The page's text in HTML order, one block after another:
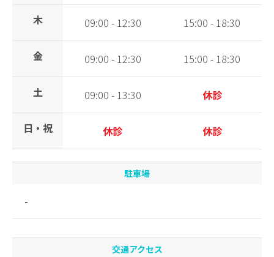
木 09:00 - 12:30 15:00 - 18:30
金 09:00 - 12:30 15:00 - 18:30
土 09:00 - 13:30 休診
日・祝 休診 休診
駐車場
-
交通アクセス